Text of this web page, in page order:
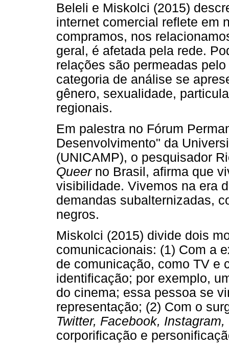
Beleli e Miskolci (2015)
internet comercial reflete em
compramos, nos
geral, é afetada pela rede.
relações são permeadas
categoria de análise se
gênero, sexualidade,
regionais.
Em palestra no Fórum
Desenvolvimento" da
(UNICAMP), o pesquisador
Queer no Brasil, afirma que
visibilidade. Vivemos na era
demandas subalternizadas,
negros.
Miskolci (2015) divide dois
comunicacionais: (1) Com a
de comunicação, como TV e
identificação; por exemplo,
do cinema; essa pessoa se
representação; (2) Com o
Twitter, Facebook,
corporificação e